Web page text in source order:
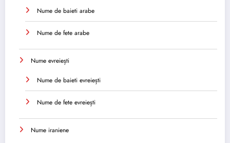
Nume de baieti arabe
Nume de fete arabe
Nume evreiești
Nume de baieti evreiești
Nume de fete evreiești
Nume iraniene